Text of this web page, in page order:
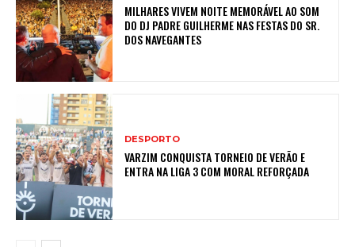
MILHARES VIVEM NOITE MEMORÁVEL AO SOM
DO DJ PADRE GUILHERME NAS FESTAS DO SR.
DOS NAVEGANTES
DESPORTO
VARZIM CONQUISTA TORNEIO DE VERÃO E
ENTRA NA LIGA 3 COM MORAL REFORÇADA